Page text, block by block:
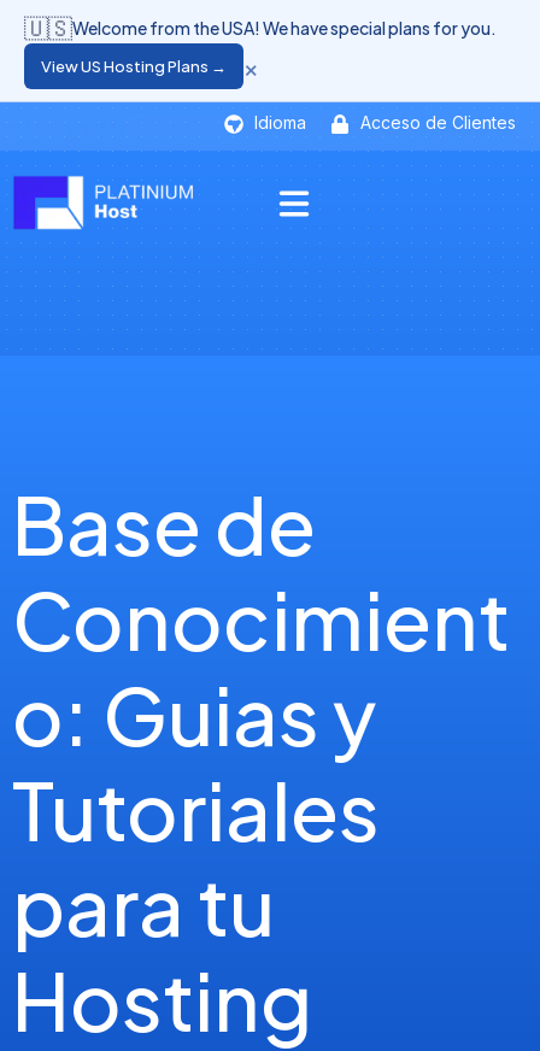
Idioma Acceso de Clientes
🇺🇸Welcome from the USA! We have special plans for you.
View US Hosting Plans → ×
Base de
Conocimient
o: Guias y
Tutoriales
para tu
Hosting